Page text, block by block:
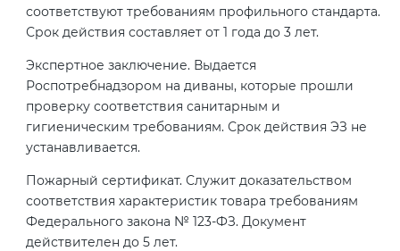
соответствуют требованиям профильного стандарта.
Срок действия составляет от 1 года до 3 лет.
Экспертное заключение. Выдается
Роспотребнадзором на диваны, которые прошли
проверку соответствия санитарным и
гигиеническим требованиям. Срок действия ЭЗ не
устанавливается.
Пожарный сертификат. Служит доказательством
соответствия характеристик товара требованиям
Федерального закона № 123-ФЗ. Документ
действителен до 5 лет.